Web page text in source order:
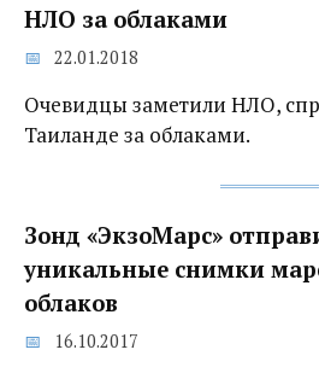
НЛО за облаками
22.01.2018
Очевидцы заметили НЛО,
Таиланде за облаками.
Зонд «ЭкзоМарс»
уникальные снимки
облаков
16.10.2017